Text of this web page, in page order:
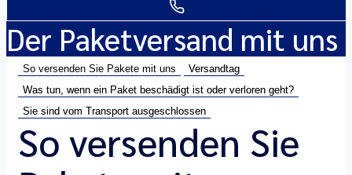
Der Paketversand mit uns
So versenden Sie Pakete mit uns
Versandtag
Was tun, wenn ein Paket beschädigt ist oder verloren geht?
Sie sind vom Transport ausgeschlossen
So versenden Sie